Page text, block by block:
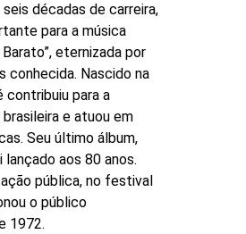
décadas de carreira,
para a música
eternizada por
conhecida. Nascido na
contribuiu para a
e atuou em
Seu último álbum,
lançado aos 80 anos.
pública, no festival
o público
1972.